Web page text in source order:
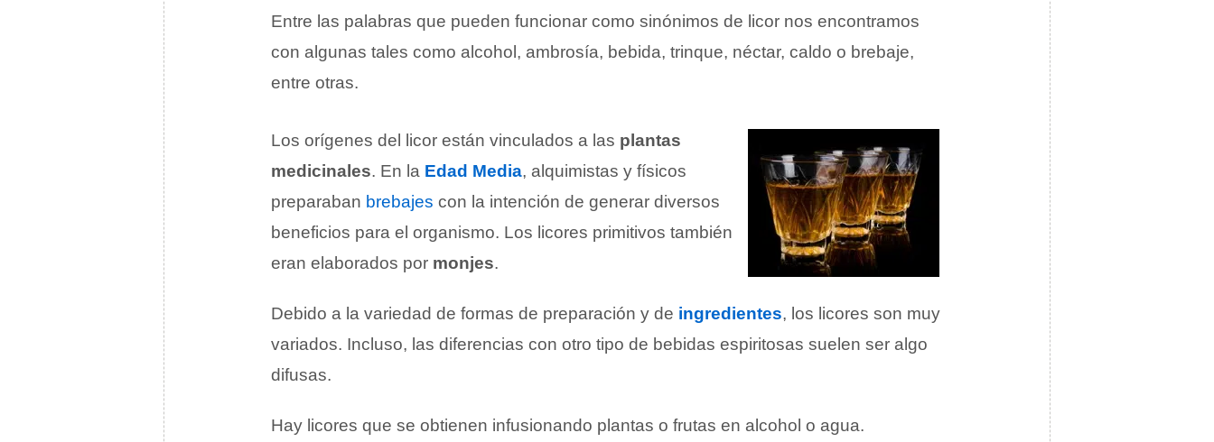
Entre las palabras que pueden funcionar como sinónimos de licor nos encontramos
con algunas tales como alcohol, ambrosía, bebida, trinque, néctar, caldo o brebaje,
entre otras.
Los orígenes del licor están vinculados a las plantas
medicinales. En la Edad Media, alquimistas y físicos
preparaban brebajes con la intención de generar diversos
beneficios para el organismo. Los licores primitivos también
eran elaborados por monjes.
Debido a la variedad de formas de preparación y de ingredientes, los licores son muy
variados. Incluso, las diferencias con otro tipo de bebidas espiritosas suelen ser algo
difusas.
Hay licores que se obtienen infusionando plantas o frutas en alcohol o agua.